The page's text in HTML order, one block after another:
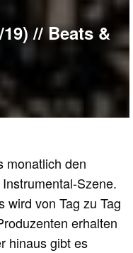
// Beats &
monatlich den
Szene.
wird von Tag zu Tag
erhalten
hinaus gibt es